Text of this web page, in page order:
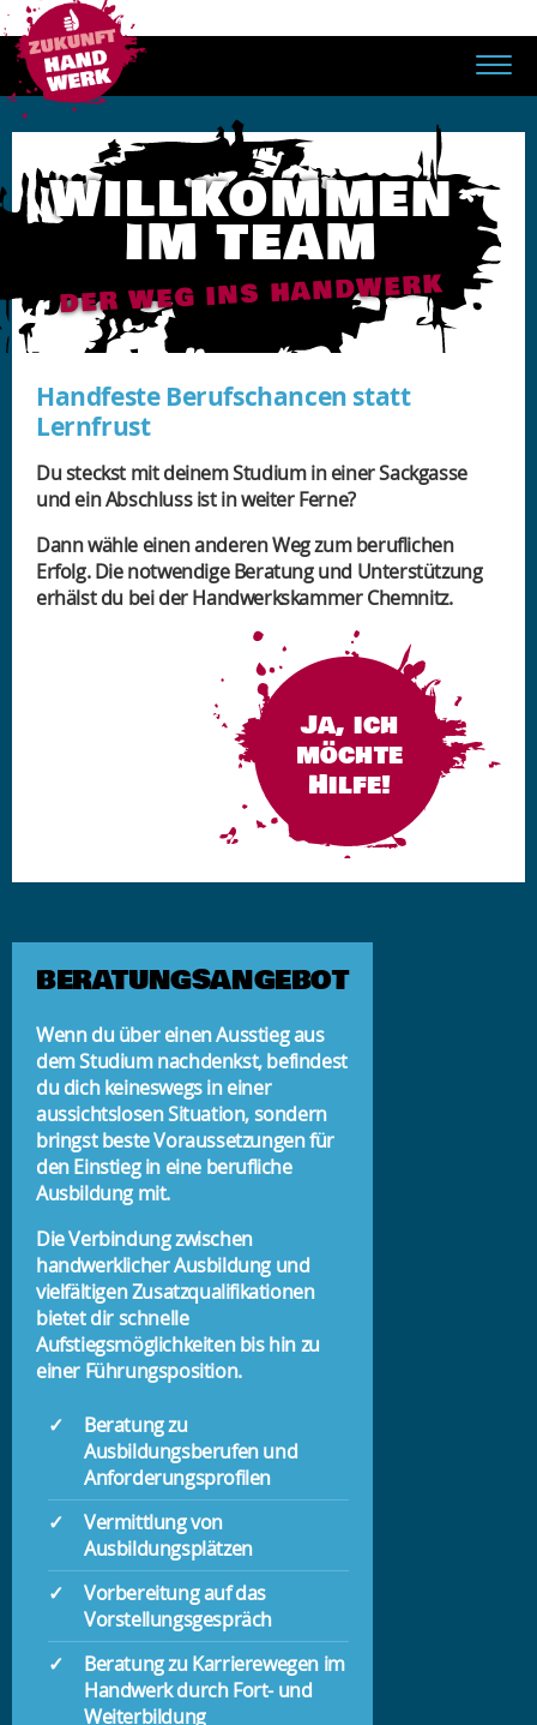
WILLKOMMEN
IM TEAM
DER WEG INS HANDWERK
Handfeste Berufschancen statt
Lernfrust
Du steckst mit deinem Studium in einer Sackgasse
und ein Abschluss ist in weiter Ferne?
Dann wähle einen anderen Weg zum beruflichen
Erfolg. Die notwendige Beratung und Unterstützung
erhälst du bei der Handwerkskammer Chemnitz.
Ja, ich
möchte
Hilfe!
BERATUNGSANGEBOT
Wenn du über einen Ausstieg aus
dem Studium nachdenkst, befindest
du dich keineswegs in einer
aussichtslosen Situation, sondern
bringst beste Voraussetzungen für
den Einstieg in eine berufliche
Ausbildung mit.
Die Verbindung zwischen
handwerklicher Ausbildung und
vielfältigen Zusatzqualifikationen
bietet dir schnelle
Aufstiegsmöglichkeiten bis hin zu
einer Führungsposition.
Beratung zu
Ausbildungsberufen und
Anforderungsprofilen
Vermittlung von
Ausbildungsplätzen
Vorbereitung auf das
Vorstellungsgespräch
Beratung zu Karrierewegen im
Handwerk durch Fort- und
Weiterbildung